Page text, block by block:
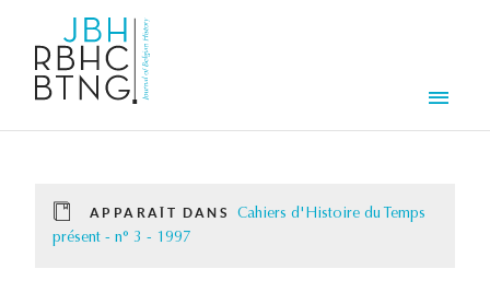
APPARAÎT DANS
Cahiers d'Histoire du Temps
présent - n° 3 - 1997